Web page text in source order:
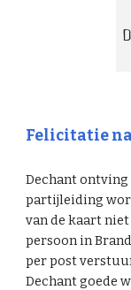
Felicitatie
Dechant ontving
partijleiding
van de kaart
persoon in
per post
Dechant goede